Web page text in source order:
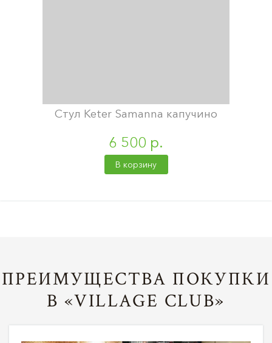
Стул Keter Samanna капучино
6 500 р.
В корзину
ПРЕИМУЩЕСТВА ПОКУПКИ
В «VILLAGE CLUB»